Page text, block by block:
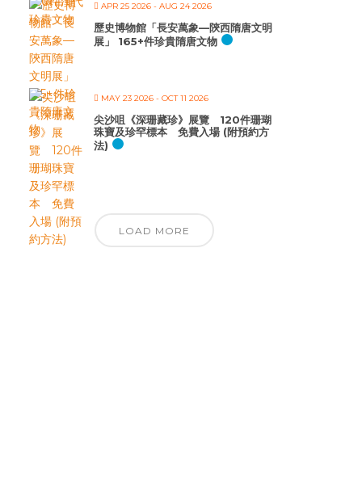
APR 25 2026 - AUG 24 2026
歷史博物館「長安萬象—陝西隋唐文明
展」 165+件珍貴隋唐文物
MAY 23 2026 - OCT 11 2026
尖沙咀《深珊藏珍》展覽 120件珊瑚
珠寶及珍罕標本 免費入場 (附預約方
法)
LOAD MORE